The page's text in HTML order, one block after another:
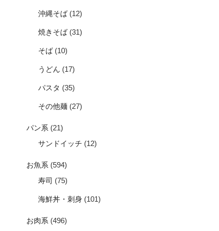
沖縄そば(12)
焼きそば(31)
そば(10)
うどん (17)
パスタ (35)
その他麺 (27)
パン系 (21)
サンドイッチ (12)
お魚系 (594)
寿司 (75)
海鮮丼・刺身 (101)
お肉系 (496)